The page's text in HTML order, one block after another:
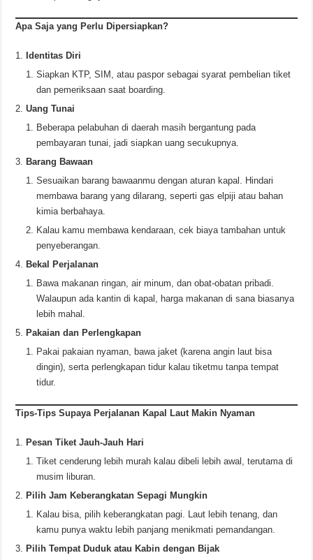
Apa Saja yang Perlu Dipersiapkan?
Identitas Diri
Siapkan KTP, SIM, atau paspor sebagai syarat pembelian tiket
dan pemeriksaan saat boarding.
Uang Tunai
Beberapa pelabuhan di daerah masih bergantung pada
pembayaran tunai, jadi siapkan uang secukupnya.
Barang Bawaan
Sesuaikan barang bawaanmu dengan aturan kapal. Hindari
membawa barang yang dilarang, seperti gas elpiji atau bahan
kimia berbahaya.
Kalau kamu membawa kendaraan, cek biaya tambahan untuk
penyeberangan.
Bekal Perjalanan
Bawa makanan ringan, air minum, dan obat-obatan pribadi.
Walaupun ada kantin di kapal, harga makanan di sana biasanya
lebih mahal.
Pakaian dan Perlengkapan
Pakai pakaian nyaman, bawa jaket (karena angin laut bisa
dingin), serta perlengkapan tidur kalau tiketmu tanpa tempat
tidur.
Tips-Tips Supaya Perjalanan Kapal Laut Makin Nyaman
Pesan Tiket Jauh-Jauh Hari
Tiket cenderung lebih murah kalau dibeli lebih awal, terutama di
musim liburan.
Pilih Jam Keberangkatan Sepagi Mungkin
Kalau bisa, pilih keberangkatan pagi. Laut lebih tenang, dan
kamu punya waktu lebih panjang menikmati pemandangan.
Pilih Tempat Duduk atau Kabin dengan Bijak